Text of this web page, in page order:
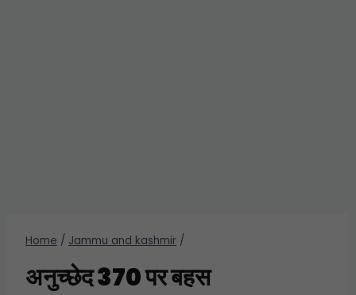
Home / Jammu and kashmir /
अनुच्छेद 370 पर बहस